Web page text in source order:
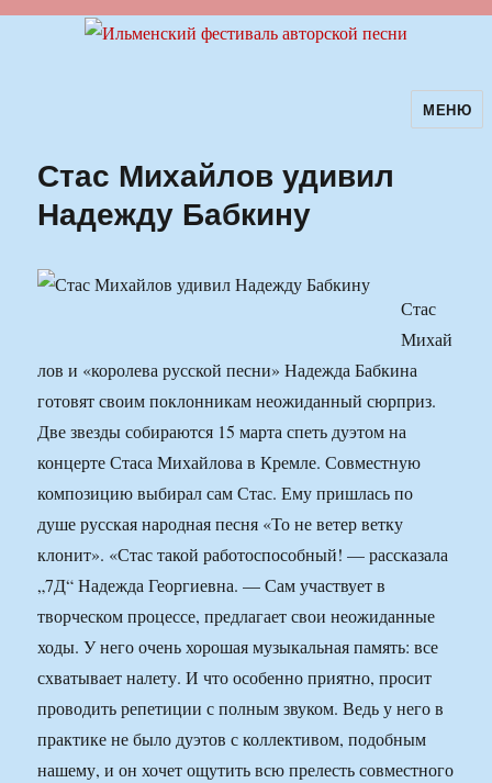
Ильменский фестиваль авторскойМЕНЮ
Стас Михайлов удивил
Надежду Бабкину
Стас
Михай
лов и «королева русской песни» Надежда Бабкина
готовят своим поклонникам неожиданный сюрприз.
Две звезды собираются 15 марта спеть дуэтом на
концерте Стаса Михайлова в Кремле. Совместную
композицию выбирал сам Стас. Ему пришлась по
душе русская народная песня «То не ветер ветку
клонит». «Стас такой работоспособный! — рассказала
„7Д“ Надежда Георгиевна. — Сам участвует в
творческом процессе, предлагает свои неожиданные
ходы. У него очень хорошая музыкальная память: все
схватывает налету. И что особенно приятно, просит
проводить репетиции с полным звуком. Ведь у него в
практике не было дуэтов с коллективом, подобным
нашему, и он хочет ощутить всю прелесть совместного